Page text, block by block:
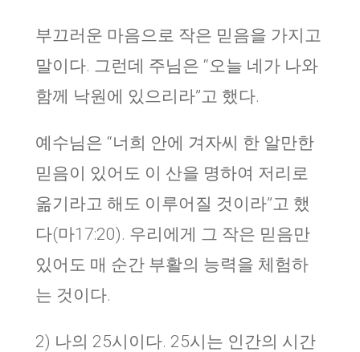
부끄러운 마음으로 작은 믿음을 가지고
말이다. 그런데 주님은 “오늘 네가 나와
함께 낙원에 있으리라”고 했다.
예수님은 “너희 안에 겨자씨 한 알만한
믿음이 있어도 이 산을 명하여 저리로
옮기라고 해도 이루어질 것이라”고 했
다(마17:20). 우리에게 그 작은 믿음만
있어도 매 순간 부활의 능력을 체험하
는 것이다.
2) 나의 25시이다. 25시는 인간의 시간